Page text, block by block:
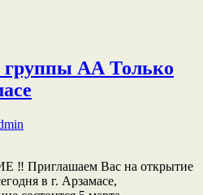
АА Только
Вас на открытие
в г. Арзамасе,